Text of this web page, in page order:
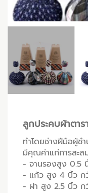
ลูกประคบผ้าตาร
ทำโดยช่างฝีมือผู้ช
มีคุณค่าแก่การสะส
- จานรองสูง 0.5
- แก้ว สูง 4 นิ้ว ก
- ฝา สูง 2.5 นิ้ว ก